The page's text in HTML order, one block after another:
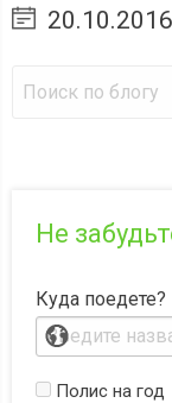
20.10.2016
Не
Куда поедете?
Полис на год